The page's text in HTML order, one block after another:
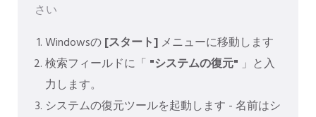
さい
Windowsの[スタート] メニューに移動します
検索フィールドに「 "システムの復元" 」と入
力します。
システムの復元ツールを起動します - 名前はシ